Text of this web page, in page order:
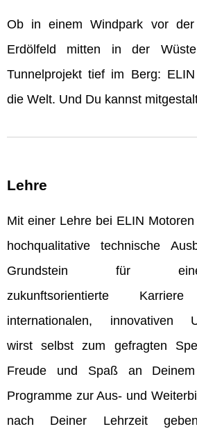
Ob in einem Windpark vor
Erdölfeld mitten in der
Tunnelprojekt tief im Berg:
die Welt. Und Du kannst
Lehre
Mit einer Lehre bei ELIN
hochqualitative technische
Grundstein für
zukunftsorientierte
internationalen, innovativen
wirst selbst zum gefragten
Freude und Spaß an
Programme zur Aus- und
nach Deiner Lehrzeit